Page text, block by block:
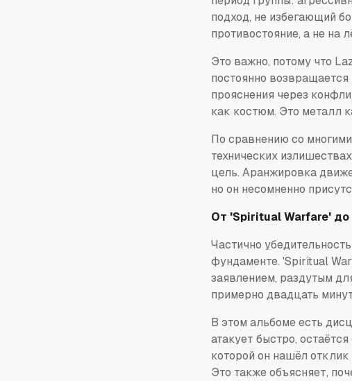
подход, не избегающий
противостояние, а не на
Это важно, потому что
постоянно
прояснения через
как костюм. Это металл
По сравнению со
технических
цель. Аранжировка
но он несомненно
От 'Spiritual Warfare' до
Частично
фундаменте. 'Spiritual
заявлением, раздутым
примерно двадцать
В этом альбоме есть
атакует быстро,
которой он нашёл
Это также объясняет,